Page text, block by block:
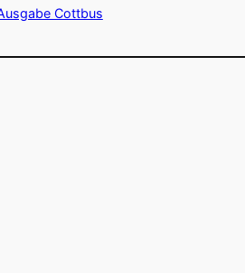
Cottbus